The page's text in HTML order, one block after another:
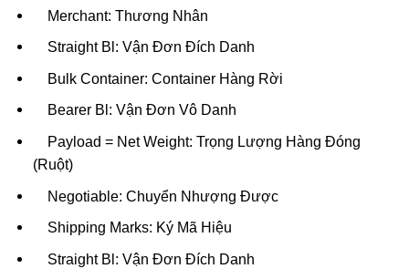
Merchant: Thương Nhân
Straight Bl: Vận Đơn Đích Danh
Bulk Container: Container Hàng Rời
Bearer Bl: Vận Đơn Vô Danh
Payload = Net Weight: Trọng Lượng Hàng Đóng
(Ruột)
Negotiable: Chuyển Nhượng Được
Shipping Marks: Ký Mã Hiệu
Straight Bl: Vận Đơn Đích Danh